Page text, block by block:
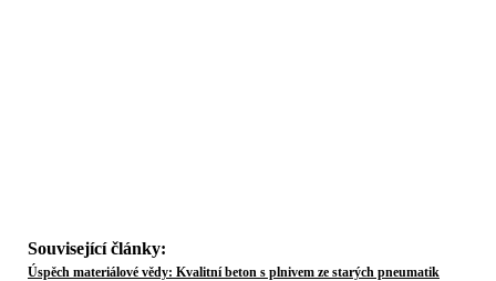
Související články:
Úspěch materiálové vědy: Kvalitní beton s plnivem ze starých pneumatik